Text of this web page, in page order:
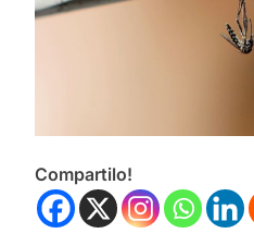
Compartilo!